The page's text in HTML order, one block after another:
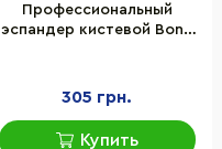
Профессиональный
эспандер кистевой Bone
305 грн.
Купить